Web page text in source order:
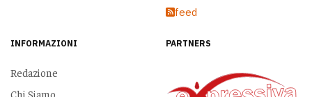
feed
INFORMAZIONI
Redazione
Chi Siamo
PARTNERS